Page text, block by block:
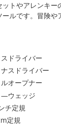
ットやアレンキー
ルです。冒険や
ドライバー
スドライバー
オープナー
―ウェッジ
チ定規
定規